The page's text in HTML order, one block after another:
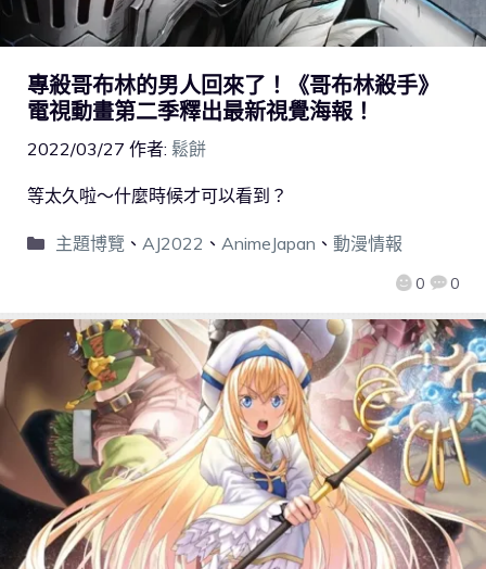
專殺哥布林的男人回來了！《哥布林殺手》
電視動畫第二季釋出最新視覺海報！
2022/03/27 作者: 鬆餅
0 0
等太久啦～什麼時候才可以看到？
主題博覽 、 AJ2022 、 AnimeJapan 、 動漫情報